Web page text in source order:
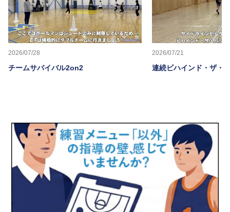
2026/07/28
チームサバイバル2on2
2026/07/21
連続ビハインド・ザ・